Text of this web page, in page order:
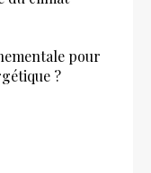
pour
?